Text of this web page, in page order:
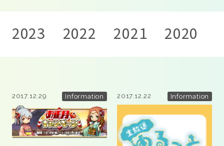
NEWS
CONTACT
2023 2022 2021 2020
2017.12.29 Information 2017.12.22 Information